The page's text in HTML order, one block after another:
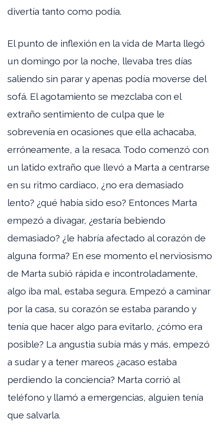
divertía tanto como podía.
El punto de inflexión en la vida de Marta llegó
un domingo por la noche, llevaba tres días
saliendo sin parar y apenas podía moverse del
sofá. El agotamiento se mezclaba con el
extraño sentimiento de culpa que le
sobrevenía en ocasiones que ella achacaba,
erróneamente, a la resaca. Todo comenzó con
un latido extraño que llevó a Marta a centrarse
en su ritmo cardiaco, ¿no era demasiado
lento? ¿qué había sido eso? Entonces Marta
empezó a divagar, ¿estaría bebiendo
demasiado? ¿le habría afectado al corazón de
alguna forma? En ese momento el nerviosismo
de Marta subió rápida e incontroladamente,
algo iba mal, estaba segura. Empezó a caminar
por la casa, su corazón se estaba parando y
tenía que hacer algo para evitarlo, ¿cómo era
posible? La angustia subía más y más, empezó
a sudar y a tener mareos ¿acaso estaba
perdiendo la conciencia? Marta corrió al
teléfono y llamó a emergencias, alguien tenía
que salvarla.